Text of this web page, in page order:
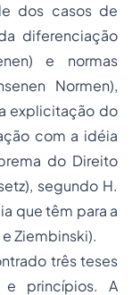
dos casos de
diferenciação
e normas
Normen),
explicitação do
com a idéia
do Direito
segundo H.
que têm para a
Ziembinski).
três teses
e princípios. A